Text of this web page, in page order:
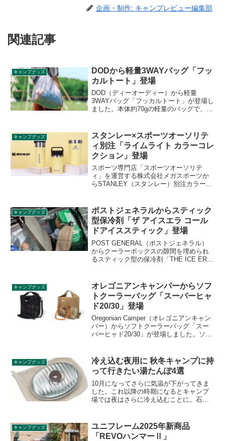
企画・制作: キャンプレビュー編集部
関連記事
キャンプグッズ
DODから軽量3WAYバッグ「フッ
カルトート」登場
DOD（ディーオーディー）から軽量
3WAYバッグ「フッカルトート」が登場し
ました。本体約70gの軽量のバッグで、シ
ポケッタブル仕様で使わない際もコンパ
クトになります。詳細をレビューしま
す。
キャンプグッズ
スタンレー×スポーツオーソリテ
ィ別注「ライムライト カラーコレ
クション」登場
スポーツ専門店「スポーツオーソリテ
ィ」を運営する株式会社メガスポーツか
らSTANLEY（スタンレー）別注カラーボ
イントなどが鮮やかなライムライトカラ
ーで登場します。詳細をレビューしま
す。
キャンプグッズ
ポストジェネラルからスティック
型保冷剤「ザ アイスエラ コール
ドアイススティック」登場
POST GENERAL（ポストジェネラル）
からクーラーボックスの隙間を埋められ
るスティック型の保冷剤「THE ICE ERA
しました。サンドベージュ、オリーブ、
ダルホワイトの3色展開です。詳細をレビ
ューします。
キャンプグッズ
オレゴニアンキャンパーからソフ
トクーラーバッグ「スーパーヒャ
ド20/30」登場
Oregonian Camper（オレゴニアンキャン
パー）からソフトクーラーバッグ「スー
パーヒャド20/30」が登場しました。ソフ
ーラーで、容量は20QT（約18.6L）と
30QT（約28.4L）の2種です。詳細をレビ
ューします。
キャンプグッズ
冷え込む夜用に 秋冬キャンプに持
って行きたい湯たんぽ4選
10月になってさらに気温が下がってきま
した。これ以降の時期になるとキャンプ
場では夜はさらに冷え込むことに。石油
す。そこで、ぜひ準備しておきたいのが
湯たんぽです。詳細をレビューします。
キャンプグッズ
ユニフレーム2025年新商品
「REVOハンマーⅡ」